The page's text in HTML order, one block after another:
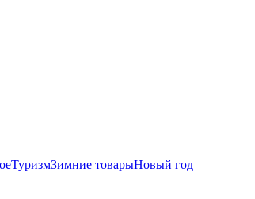
ТуризмЗимние товарыНовый год